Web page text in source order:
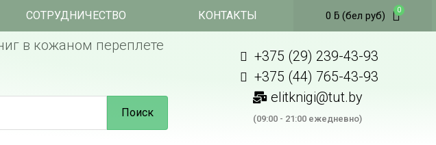
СОТРУДНИЧЕСТВО КОНТАКТЫ 0 ƃ(бел руб)
в кожаном переплете
Поиск
+375 (29) 239-43-93
+375 (44) 765-43-93
elitknigi@tut.by
(09:00 - 21:00 ежедневно)